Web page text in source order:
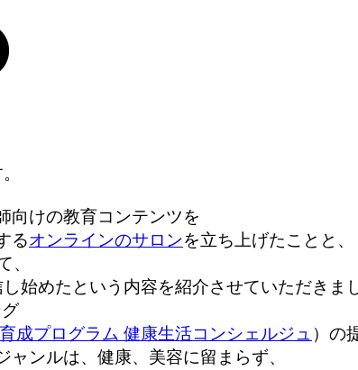
向けの教育コンテンツを
るオンラインのサロンを立ち上げたことと、
、
始めたという内容を紹介させていただきま
成プログラム 健康生活コンシェルジュ ）の
ャンルは、健康、美容に留まらず、